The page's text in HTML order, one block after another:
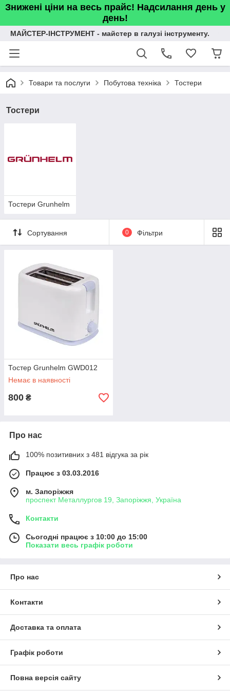
Знижені ціни на весь прайс! Надсилання день у
день!
МАЙСТЕР-ІНСТРУМЕНТ - майстер в галузі інструменту.
Товари та послуги Побутова техніка Тостери
Тостери
Тостери Grunhelm
Сортування 0 Фільтри
Тостер Grunhelm GWD012
Немає в наявності
800 ₴
Про нас
100% позитивних з 481 відгука за рік
Працює з 03.03.2016
м. Запоріжжя
проспект Металлургов 19, Запоріжжя, Україна
Контакти
Сьогодні працює з 10:00 до 15:00
Показати весь графік роботи
Про нас
Контакти
Доставка та оплата
Графік роботи
Повна версія сайту